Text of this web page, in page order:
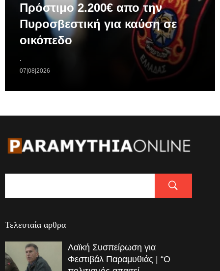
Πρόστιμο 2.200€ απο την
Πυροσβεστική για καύση σε
οικόπεδο
.
07|08|2026
Τελευταία αρθρα
Λαϊκή Συσπείρωση για
Φεστιβάλ Παραμυθιάς | “Ο